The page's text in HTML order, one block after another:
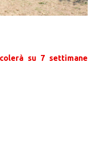
su 7 settimane